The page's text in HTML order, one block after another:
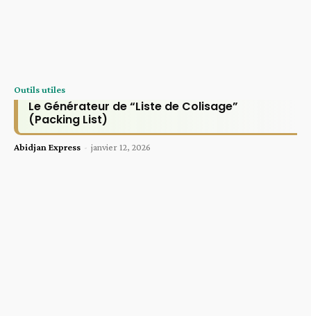
Outils utiles
Le Générateur de “Liste de Colisage”
(Packing List)
Abidjan Express - janvier 12, 2026